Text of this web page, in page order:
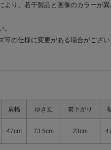
より、若干製品と画像のカラーが異
の仕様に変更がある場合がござい
肩幅 ゆき丈 前下がり
47cm 73.5cm 23cm